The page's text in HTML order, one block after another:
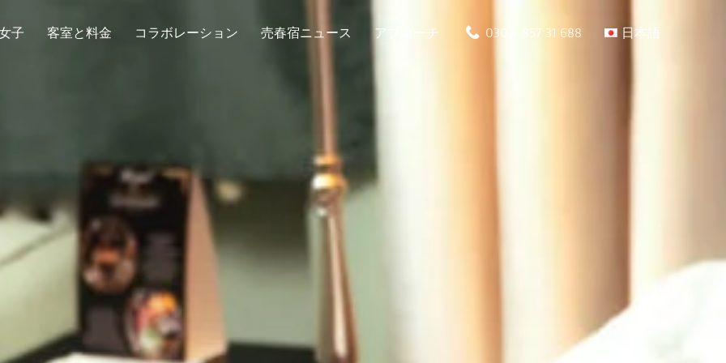
子 客室と料金 コラボレーション 売春宿ニュース アプローチ 030 – 857 31 688 日本語